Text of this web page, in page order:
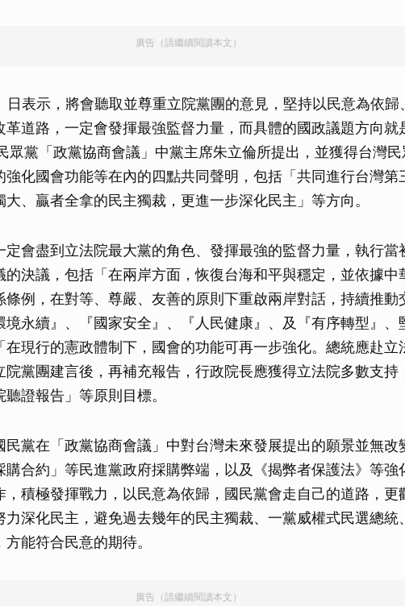
廣告（請繼續閱讀本文）
日表示，將會聽取並尊重立院黨團的意見，堅持以民意為依歸
革道路，一定會發揮最強監督力量，而具體的國政議題方向就
眾黨「政黨協商會議」中黨主席朱立倫所提出，並獲得台灣
強化國會功能等在內的四點共同聲明，包括「共同進行台灣第
、贏者全拿的民主獨裁，更進一步深化民主」等方向。
定會盡到立法院最大黨的角色、發揮最強的監督力量，執行當
的決議，包括「在兩岸方面，恢復台海和平與穩定，並依據中
例，在對等、尊嚴、友善的原則下重啟兩岸對話，持續推動
境永續』、『國家安全』、『人民健康』、及『有序轉型』、
在現行的憲政體制下，國會的功能可再一步強化。總統應赴立
院黨團建言後，再補充報告，行政院長應獲得立法院多數支持
證報告」等原則目標。
民黨在「政黨協商會議」中對台灣未來發展提出的願景並無改
購合約」等民進黨政府採購弊端，以及《揭弊者保護法》等強
，積極發揮戰力，以民意為依歸，國民黨會走自己的道路，更
力深化民主，避免過去幾年的民主獨裁、一黨威權式民選總統
能符合民意的期待。
廣告（請繼續閱讀本文）